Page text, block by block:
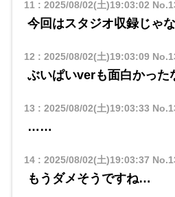
11: 2025/08/02(土)19:03:02
今回はスタジオ収録じゃ
12 : 2025/08/02(土)19:03:09
ぶいぱいverも面白かった
13 : 2025/08/02(土)19:03:33
……
14: 2025/08/02(土)19:03:37
もうダメそうですね…